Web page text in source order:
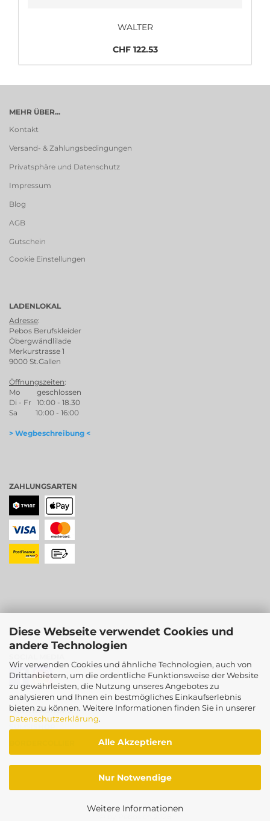
Diese Webseite verwendet Cookies und
andere Technologien
Wir verwenden Cookies und ähnliche Technologien, auch von
Drittanbietern, um die ordentliche Funktionsweise der Website
zu gewährleisten, die Nutzung unseres Angebotes zu
analysieren und Ihnen ein bestmögliches Einkaufserlebnis
bieten zu können. Weitere Informationen finden Sie in unserer
Datenschutzerklärung.
Alle Akzeptieren
Nur Notwendige
Weitere Informationen
WALTER
CHF 122.53
MEHR ÜBER...
Kontakt
Versand- & Zahlungsbedingungen
Privatsphäre und Datenschutz
Impressum
Blog
AGB
Gutschein
Cookie Einstellungen
LADENLOKAL
Adresse:
Pebos Berufskleider
Öbergwändlilade
Merkurstrasse 1
9000 St.Gallen
Öffnungszeiten:
Mo geschlossen
Di - Fr 10:00 - 18.30
Sa 10:00 - 16:00
> Wegbeschreibung <
ZAHLUNGSARTEN
PARTNERSHOPS